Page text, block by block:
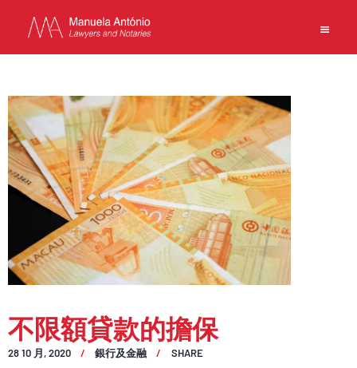
主頁
業務
團隊
新聞
事務所
使用條款
私隱政策
EN
不限額貸款的擔保
28 10 月, 2020 銀行及金融 SHARE